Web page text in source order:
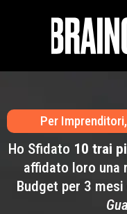
Per
Ho Sfidato 10 trai
affidato loro una
Budget per 3